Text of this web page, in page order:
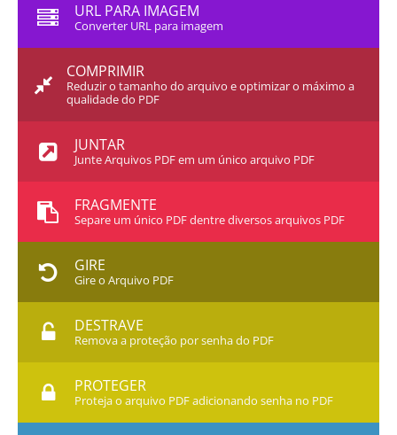
URL PARA IMAGEM
Converter URL para imagem
COMPRIMIR
Reduzir o tamanho do arquivo e optimizar o máximo a
qualidade do PDF
JUNTAR
Junte Arquivos PDF em um único arquivo PDF
FRAGMENTE
Separe um único PDF dentre diversos arquivos PDF
GIRE
Gire o Arquivo PDF
DESTRAVE
Remova a proteção por senha do PDF
PROTEGER
Proteja o arquivo PDF adicionando senha no PDF